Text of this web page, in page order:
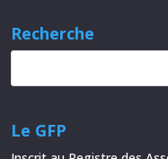
Recherche
Le GFP